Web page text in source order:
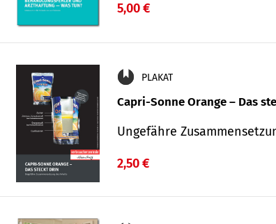
5,00 €
PLAKAT
Capri-Sonne Orange – Das
Ungefähre
2,50 €